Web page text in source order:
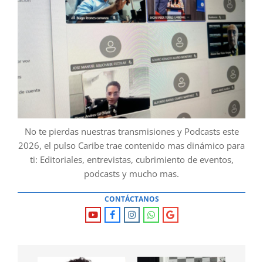
No te pierdas nuestras transmisiones y Podcasts este
2026, el pulso Caribe trae contenido mas dinámico para
ti: Editoriales, entrevistas, cubrimiento de eventos,
podcasts y mucho mas.
CONTÁCTANOS